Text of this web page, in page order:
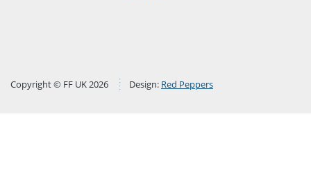
Copyright © FF UK 2026 Design: Red Peppers